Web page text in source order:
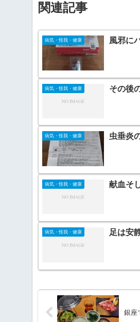
関連記事
病気・怪我・健康 風邪に
病気・怪我・健康 その後
病気・怪我・健康 虫垂炎
病気・怪我・健康 献血そ
病気・怪我・健康 足は安
銀座